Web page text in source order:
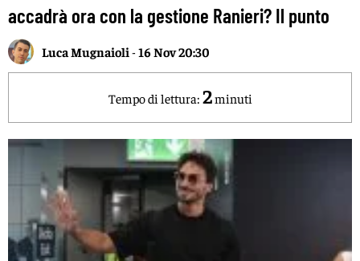
accadrà ora con la gestione Ranieri? Il punto
Luca Mugnaioli -16 Nov 20:30
Tempo di lettura: 2minuti